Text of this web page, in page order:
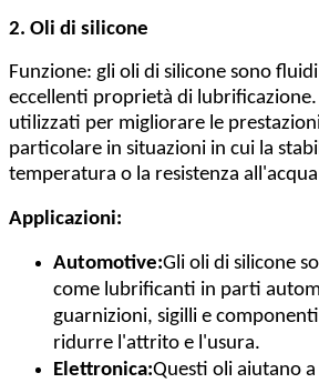
2. Oli di silicone
Funzione: gli oli di silicone sono
eccellenti proprietà di lubrificazione.
utilizzati per migliorare le
particolare in situazioni in cui la
temperatura o la resistenza
Applicazioni:
Automotive:Gli oli di silicone
come lubrificanti in parti
guarnizioni, sigilli e
ridurre l'attrito e l'usura.
Elettronica:Questi oli aiutano a